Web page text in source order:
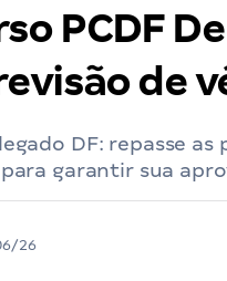
PCDF
de
DF: repasse
garantir sua
26